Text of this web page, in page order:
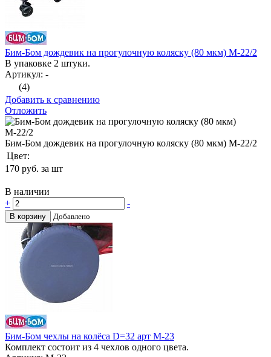
Бим-Бом дождевик на прогулочную коляску (80 мкм) М-22/2
В упаковке 2 штуки.
Артикул: -
(4)
Добавить к сравнению
Отложить
Бим-Бом дождевик на прогулочную коляску (80 мкм) М-22/2
Цвет:
170 руб. за шт
В наличии
+
-
В корзину Добавлено
Бим-Бом чехлы на колёса D=32 арт М-23
Комплект состоит из 4 чехлов одного цвета.